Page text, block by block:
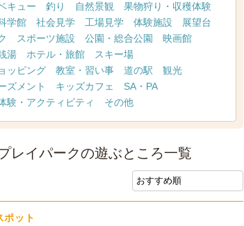
キュー 釣り 自然景観
果物狩り・収穫体験
学館 社会見学 工場見学 体験施設
展望台
スポーツ施設 公園・総合公園
映画館
湯 ホテル・旅館
スキー場
ッピング 教室・習い事 道の駅
観光
ズメント キッズカフェ
SA・PA
験・アクティビティ その他
レイパークの遊ぶところ一覧
ポット